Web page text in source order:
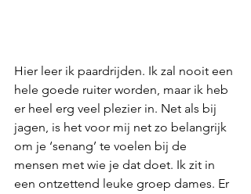
Hier leer ik paardrijden. Ik zal nooit een
hele goede ruiter worden, maar ik heb
er heel erg veel plezier in. Net als bij
jagen, is het voor mij net zo belangrijk
om je ‘senang’ te voelen bij de
mensen met wie je dat doet. Ik zit in
een ontzettend leuke groep dames. Er